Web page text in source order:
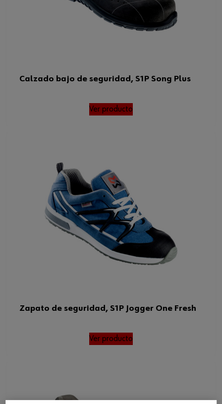
Calzado bajo de seguridad, S1P Song Plus
Ver producto
Zapato de seguridad, S1P Jogger One Fresh
Ver producto